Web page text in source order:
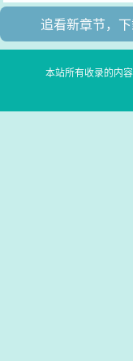
追看新章节，
本站所有收录的内